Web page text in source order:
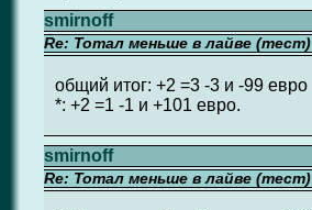
smirnoff
Re: Тотал меньше в лайве (тест)
общий итог: +2 =3 -3 и -99 евро
*: +2 =1 -1 и +101 евро.
smirnoff
Re: Тотал меньше в лайве (тест)